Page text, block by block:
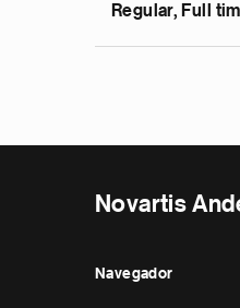
Regular, Full
Novartis
Navegador